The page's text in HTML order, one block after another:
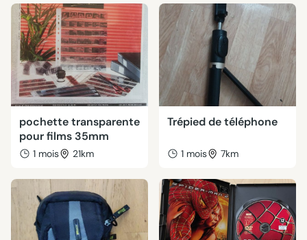
pochette transparente
pour films 35mm
1 mois 21km
Trépied de téléphone
1 mois 7km